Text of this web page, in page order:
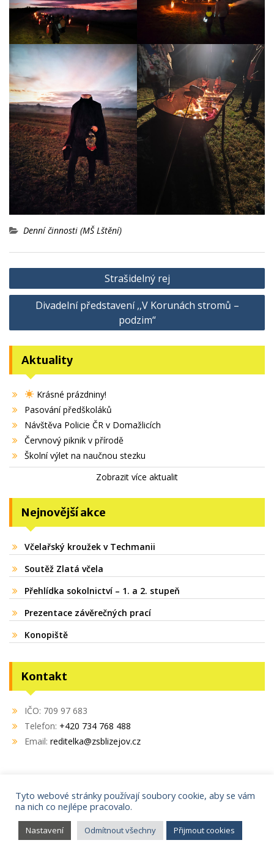
Denní činnosti (MŠ Lštění)
Navigace
pro
příspěvek
Strašidelný rej
Divadelní představení ,,V Korunách stromů –
podzim“
Aktuality
Krásné prázdniny!
Pasování předškoláků
Návštěva Policie ČR v Domažlicích
Červnový piknik v přírodě
Školní výlet na naučnou stezku
Zobrazit více aktualit
Nejnovější akce
Včelařský kroužek v Techmanii
Soutěž Zlatá včela
Přehlídka sokolnictví – 1. a 2. stupeň
Prezentace závěrečných prací
Konopiště
Kontakt
IČO: 709 97 683
Telefon: +420 734 768 488
Email: reditelka@zsblizejov.cz
Copyright © 2021
Proudly powered by WordPress | Education Hub byWEN
Themes
Tyto webové stránky používají soubory cookie, aby se vám
na nich co nejlépe pracovalo.
Nastavení Odmítnout všechny Přijmout cookies